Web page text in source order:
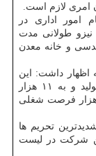
امری لازم است.
امور اداری در
طولانی مدت
و خانه معدن
اظهار داشت: این
شرکت، ۷۰ درصد از شمش مورد نیاز کشور تولید و به ۱۱ هزار
و کارگاه زیردستی ارائه می دهد و ۲۵۰ هزار فرصت شغلی
تحریم ها
شرکت در لیست